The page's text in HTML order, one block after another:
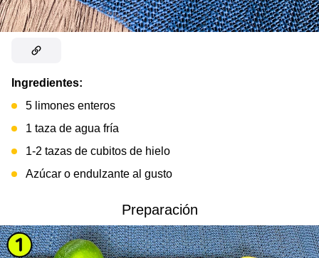
Ingredientes:
5 limones enteros
1 taza de agua fría
1-2 tazas de cubitos de hielo
Azúcar o endulzante al gusto
Preparación